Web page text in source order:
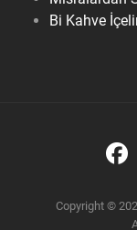
Bi Kahve
Copyright ©